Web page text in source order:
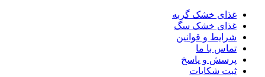
غذای خشک گربه
غذای خشک سگ
شرایط و قوانین
تماس با ما
پرسش و پاسخ
ثبت شکایات